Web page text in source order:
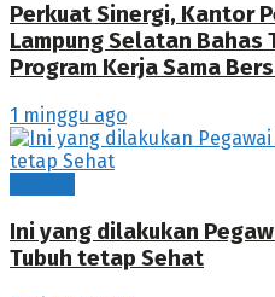
Perkuat Sinergi, Kantor
Lampung Selatan Bahas
Program Kerja Sama
1 minggu ago
Ini yang dilakukan
Tubuh tetap Sehat